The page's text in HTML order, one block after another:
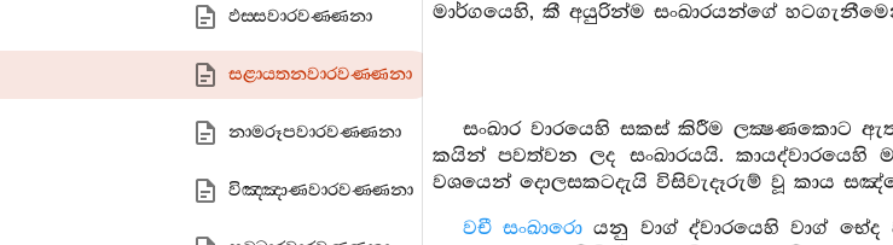
ඵස‍්සවාරවණ‍්ණනා
සළායතනවාරවණ‍්ණනා
නාමරූපවාරවණ‍්ණනා
විඤ‍්ඤාණවාරවණ‍්ණනා
මාර්ගයෙහි, කී අයුරින්ම සංඛාරයන්ගේ
සංඛාර වාරයෙහි සකස් කිරීම ලක්‍ෂණකොට
කයින් පවත්වන ලද සංඛාරයයි.
වශයෙන් දොලසකටදැයි විසිවැදෑරුම් වූ කාය
වචී සංඛාරොයනු වාග් ද්වාරයෙහි වාග්